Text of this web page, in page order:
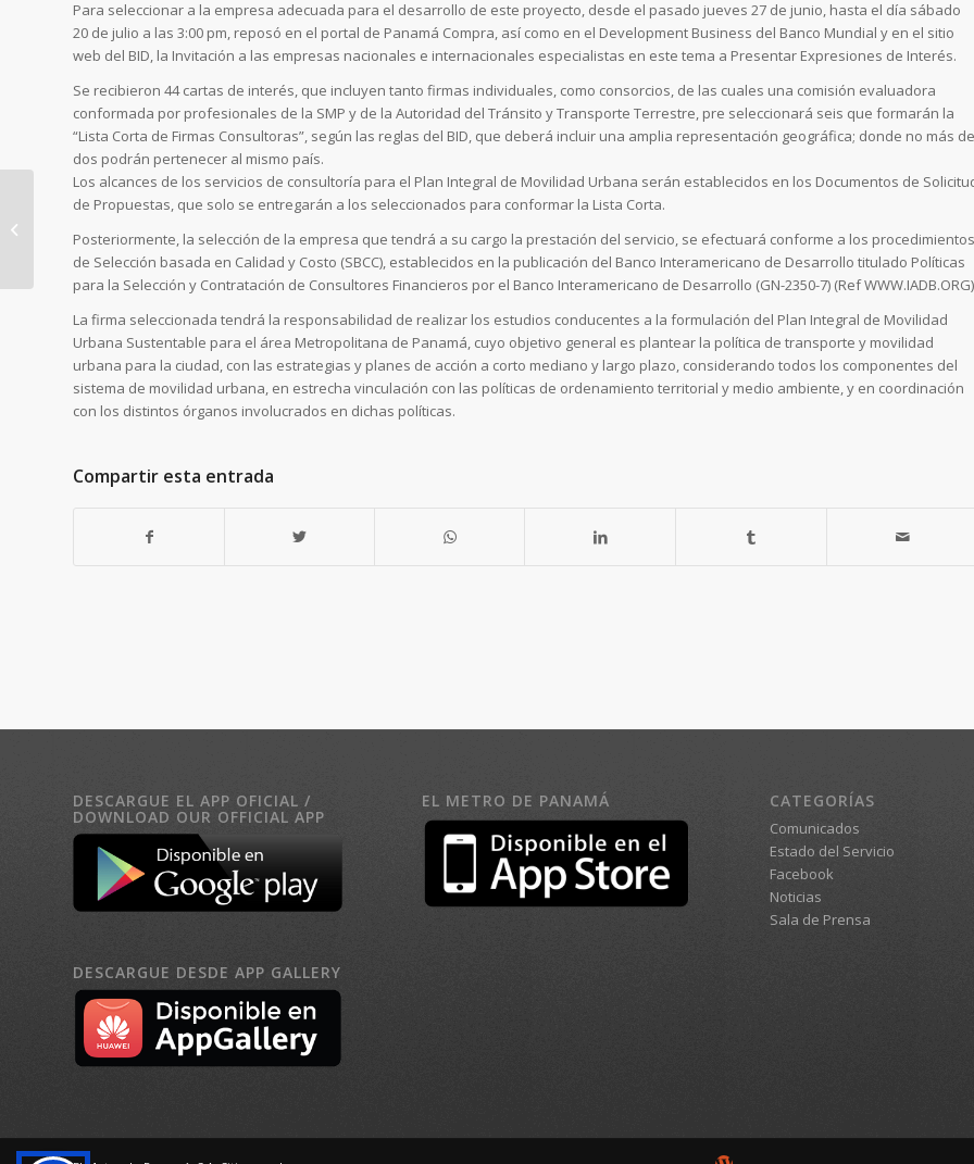
Para seleccionar a la empresa adecuada para el desarrollo de este proyecto, desde el pasado jueves 27 de junio, hasta el día sábado
20 de julio a las 3:00 pm, reposó en el portal de Panamá Compra, así como en el Development Business del Banco Mundial y en el sitio
web del BID, la Invitación a las empresas nacionales e internacionales especialistas en este tema a Presentar Expresiones de Interés.
Se recibieron 44 cartas de interés, que incluyen tanto firmas individuales, como consorcios, de las cuales una comisión evaluadora
conformada por profesionales de la SMP y de la Autoridad del Tránsito y Transporte Terrestre, pre seleccionará seis que formarán la
“Lista Corta de Firmas Consultoras”, según las reglas del BID, que deberá incluir una amplia representación geográfica; donde no más de
dos podrán pertenecer al mismo país.
Los alcances de los servicios de consultoría para el Plan Integral de Movilidad Urbana serán establecidos en los Documentos de
de Propuestas, que solo se entregarán a los seleccionados para conformar la Lista Corta.
Posteriormente, la selección de la empresa que tendrá a su cargo la prestación del servicio, se efectuará conforme a los procedimientos
de Selección basada en Calidad y Costo (SBCC), establecidos en la publicación del Banco Interamericano de Desarrollo titulado Políticas
para la Selección y Contratación de Consultores Financieros por el Banco Interamericano de Desarrollo (GN-2350-7) (Ref
La firma seleccionada tendrá la responsabilidad de realizar los estudios conducentes a la formulación del Plan Integral de Movilidad
Urbana Sustentable para el área Metropolitana de Panamá, cuyo objetivo general es plantear la política de transporte y movilidad
urbana para la ciudad, con las estrategias y planes de acción a corto mediano y largo plazo, considerando todos los componentes del
sistema de movilidad urbana, en estrecha vinculación con las políticas de ordenamiento territorial y medio ambiente, y en coordinación
con los distintos órganos involucrados en dichas políticas.
Compartir esta entrada
DESCARGUE EL APP OFICIAL /
DOWNLOAD OUR OFFICIAL APP
DESCARGUE DESDE APP GALLERY
EL METRO DE PANAMÁ CATEGORÍAS
Comunicados
Estado del Servicio
Facebook
Noticias
Sala de Prensa
Secretaría del Metro y
CAF suscriben acuerdo
de cooperación para